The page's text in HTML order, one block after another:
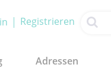
Registrieren
Adressen